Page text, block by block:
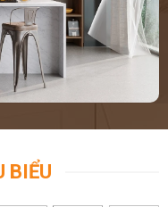
BIỂU